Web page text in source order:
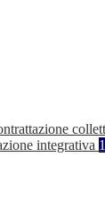
integrativa